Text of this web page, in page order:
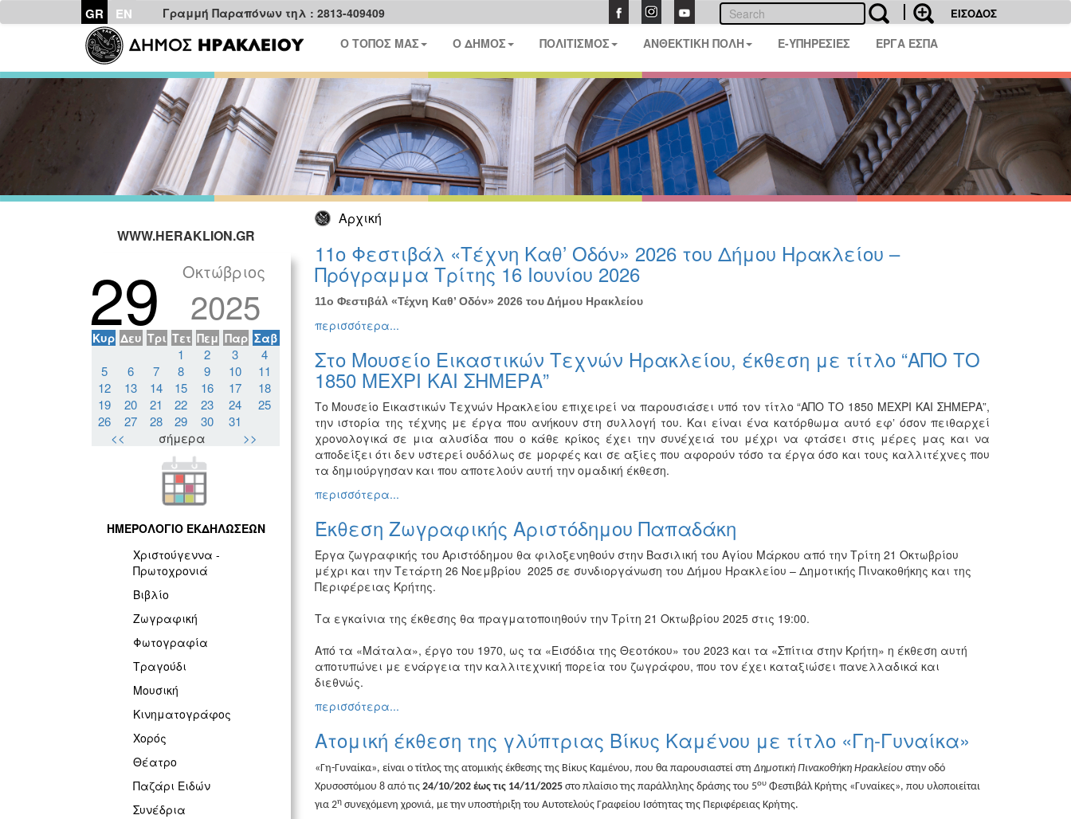
GR EN Γραμμή Παραπόνων τηλ : 2813-409409 ΕΙΣΟΔΟΣ
Ο ΤΟΠΟΣ ΜΑΣ Ο ΔΗΜΟΣ ΠΟΛΙΤΙΣΜΟΣ ΑΝΘΕΚΤΙΚΗ ΠΟΛΗ E-ΥΠΗΡΕΣΙΕΣ ΕΡΓΑ ΕΣΠΑ
Αρχική
WWW.HERAKLION.GR
29 Οκτώβριος
2025
Κυρ Δευ Τρι Τετ Πεμ Παρ Σαβ
1 2 3
4
5
6 7 8 9 10
11
12
13 14 15 16 17
18
19
20 21 22 23 24
25
26
27 28 29 30
31
<<
σήμερα >>
ΗΜΕΡΟΛΟΓΙΟ ΕΚΔΗΛΩΣΕΩΝ
Χριστούγεννα -
Πρωτοχρονιά
Βιβλίο
Ζωγραφική
Φωτογραφία
Τραγούδι
Μουσική
Κινηματογράφος
Χορός
Θέατρο
Παζάρι Ειδών
Συνέδρια
11ο Φεστιβάλ «Τέχνη Καθ’ Οδόν» 2026 του Δήμου Ηρακλείου –
Πρόγραμμα Τρίτης 16 Ιουνίου 2026
11ο Φεστιβάλ «Τέχνη Καθ’ Οδόν» 2026 του Δήμου Ηρακλείου
περισσότερα...
Στο Μουσείο Εικαστικών Τεχνών Ηρακλείου, έκθεση με τίτλο “ΑΠΟ ΤΟ
1850 ΜΕΧΡΙ ΚΑΙ ΣΗΜΕΡΑ”
Το Μουσείο Εικαστικών Τεχνών Ηρακλείου επιχειρεί να παρουσιάσει υπό τον τίτλο “ΑΠΟ ΤΟ 1850 ΜΕΧΡΙ ΚΑΙ ΣΗΜΕΡΑ”,
την ιστορία της τέχνης με έργα που ανήκουν στη συλλογή του. Και είναι ένα κατόρθωμα αυτό εφʼ όσον πειθαρχεί
χρονολογικά σε μια αλυσίδα που ο κάθε κρίκος έχει την συνέχειά του μέχρι να φτάσει στις μέρες μας και να
αποδείξει ότι δεν υστερεί ουδόλως σε μορφές και σε αξίες που αφορούν τόσο τα έργα όσο και τους καλλιτέχνες που
τα δημιούργησαν και που αποτελούν αυτή την ομαδική έκθεση.
περισσότερα...
Έκθεση Ζωγραφικής Αριστόδημου Παπαδάκη
Έργα ζωγραφικής του Αριστόδημου θα φιλοξενηθούν στην Βασιλική του Αγίου Μάρκου από την Τρίτη 21 Οκτωβρίου
μέχρι και την Τετάρτη 26 Νοεμβρίου 2025 σε συνδιοργάνωση του Δήμου Ηρακλείου – Δημοτικής Πινακοθήκης και της
Περιφέρειας Κρήτης.
Τα εγκαίνια της έκθεσης θα πραγματοποιηθούν την Τρίτη 21 Οκτωβρίου 2025 στις 19:00.
Από τα «Μάταλα», έργο του 1970, ως τα «Εισόδια της Θεοτόκου» του 2023 και τα «Σπίτια στην Κρήτη» η έκθεση αυτή
αποτυπώνει με ενάργεια την καλλιτεχνική πορεία του ζωγράφου, που τον έχει καταξιώσει πανελλαδικά και
διεθνώς.
περισσότερα...
Ατομική έκθεση της γλύπτριας Βίκυς Καμένου με τίτλο «Γη-Γυναίκα»
«Γη-Γυναίκα», είναι ο τίτλος της ατομικής έκθεσης της Βίκυς Καμένου, που θα παρουσιαστεί στη Δημοτική Πινακοθήκη Ηρακλείουστην οδό
Χρυσοστόμου 8 από τις 24/10/202 έως τις 14/11/2025 στο πλαίσιο της παράλληλης δράσης του 5ουΦεστιβάλ Κρήτης «Γυναίκες», που υλοποιείται
για 2ησυνεχόμενη χρονιά, με την υποστήριξη του Αυτοτελούς Γραφείου Ισότητας της Περιφέρειας Κρήτης.